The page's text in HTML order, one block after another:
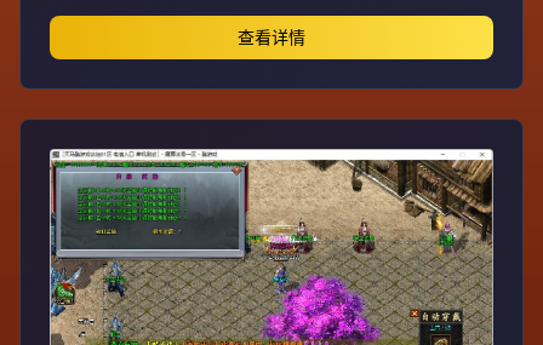
（10:30 14:30 18:30 22:30），每个地图终极福利BOSS每
晚22:01刷新，首区攻沙奖励RMB 588无封顶。市场最强封
挂系统24小时接受举报，提醒设置二级密码防扫号。适度游
戏益脑，拒绝盗版，享受健康生活。
查看详情